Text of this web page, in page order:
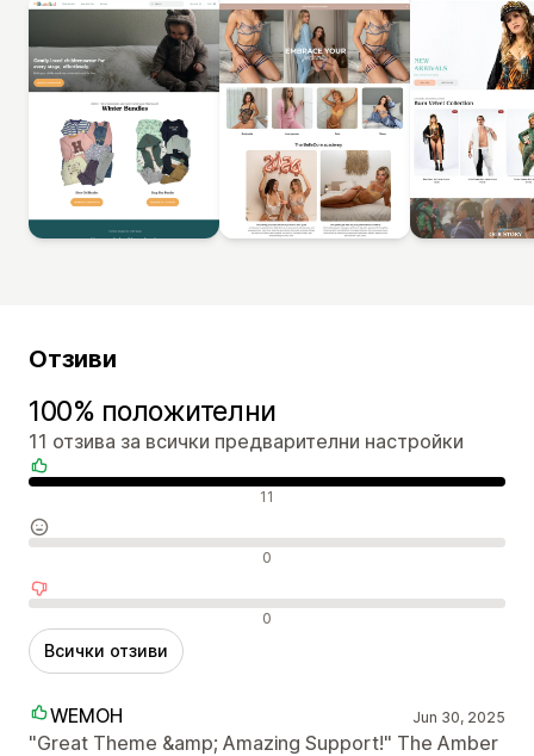
Отзиви
100% положителни
11 отзива за всички предварителни настройки
Положителни отзиви 11
Неутрални отзиви 0
Отрицателни отзиви 0
Всички отзиви
WEMOH Jun 30, 2025
"Great Theme &amp; Amazing Support!" The Amber